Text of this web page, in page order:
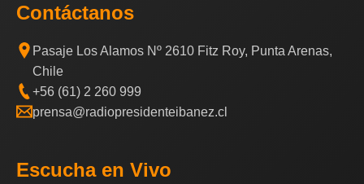
Contáctanos
Pasaje Los Alamos Nº 2610 Fitz Roy, Punta Arenas,
Chile
+56 (61) 2 260 999
prensa@radiopresidenteibanez.cl
Escucha en Vivo